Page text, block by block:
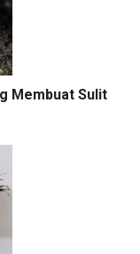
Membuat Sulit